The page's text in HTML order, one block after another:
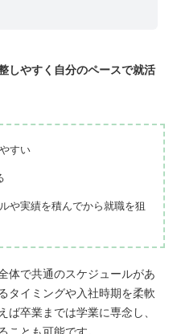
しやすく自分のペースで就活
すい
や実績を積んでから就職を狙
体で共通のスケジュールがあ
タイミングや入社時期を柔軟
ば卒業までは学業に専念し、